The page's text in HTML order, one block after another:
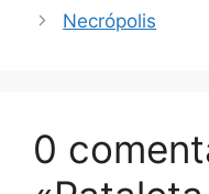
Necrópolis
0